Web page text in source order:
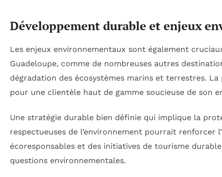
Développement durable et enjeux
Les enjeux environnementaux sont également
Guadeloupe, comme de nombreuses autres
dégradation des écosystèmes marins et terrestres.
pour une clientèle haut de gamme soucieuse de son
Une stratégie durable bien définie qui implique la
respectueuses de l’environnement pourrait renforcer
écoresponsables et des initiatives de tourisme
questions environnementales.